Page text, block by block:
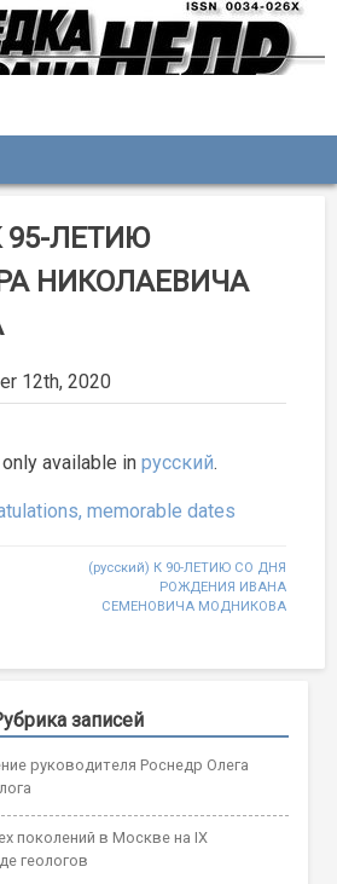
недр»
на сайте журнала «Разведка
95-ЛЕТИЮ
НИКОЛАЕВИЧА
12th, 2020
available in русский.
memorable dates
(русский) К 90-ЛЕТИЮ СО ДНЯ
РОЖДЕНИЯ ИВАНА
СЕМЕНОВИЧА МОДНИКОВА
записей
руководителя Роснедр Олега
поколений в Москве на IX
геологов